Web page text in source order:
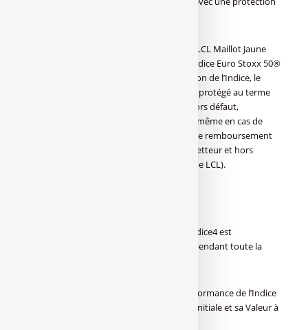
La durée et la performance potentielle de LCL Maillot Jaune
(Mai 2017) dépendent de l‘évolution de l’Indice Euro Stoxx 50®
(hors dividendes) ; quelle que soit l’évolution de l’Indice, le
Capital de LCL Maillot Jaune (Mai 2017) est protégé au terme
des 10 ans (hors défaut de l’Emetteur et hors défaut,
liquidation ou mise en résolution de LCL), même en cas de
forte baisse de l’Indice ; ou à 5 ans en cas de remboursement
anticipé automatique (hors défaut de l’Emetteur et hors
défaut, liquidation ou mise en résolution de LCL).
AU LANCEMENT/ La valeur “initiale” de l’Indice4 est
déterminée. Elle servira de base de calcul pendant toute la
A 5 ans / le 11 août 2022 : on calcule la Performance de l’Indice
(performance date à date entre sa Valeur Initiale et sa Valeur à